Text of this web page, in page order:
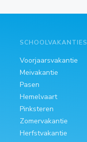
SCHOOLVAKANTIES
Voorjaarsvakantie
Meivakantie
Pasen
Hemelvaart
Pinksteren
Zomervakantie
Herfstvakantie